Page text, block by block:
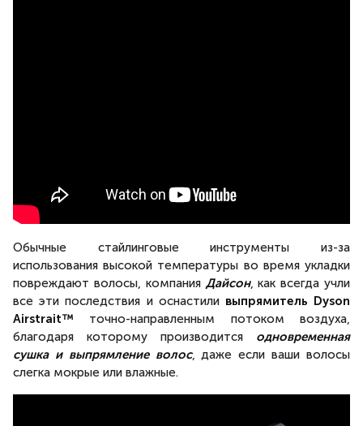
Обычные стайлинговые инструменты из-за
использования высокой температуры во время укладки
повреждают волосы, компания Дайсон, как всегда учли
все эти последствия и оснастили выпрямитель Dyson
Airstrait™ точно-направленным потоком воздуха,
благодаря которому производится одновременная
сушка и выпрямление волос, даже если ваши волосы
слегка мокрые или влажные.